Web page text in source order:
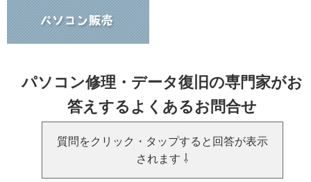
パソコン修理・データ復旧の専門家がお
答えするよくあるお問合せ
質問をクリック・タップすると回答が表示
されます ⇩